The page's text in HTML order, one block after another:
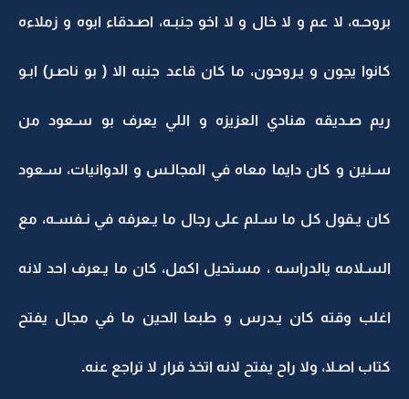
بروحـه، لا عم و لا خال و لا اخو جنبـه، اصـدقاء ابوه و زملاءه
كانوا يجون و يـروحون، ما كان قاعد جنبه الا ( بو ناصـر) ابـو
ريم صـديقه هنادي العزيزه و اللي يعرف بو سـعود من
سـنين و كان دايما معاه في المجالـس و الدوانيات، سـعود
كان يـقول كل ما سـلم على رجال ما يـعرفه في نـفسـه، مع
السـلامه يالدراسه ، مستحيل اكمل، كان ما يـعرف احد لانه
اغلب وقته كان يـدرس و طبعا الحين ما في مجال يفتح
كتاب اصـلا، ولا راح يفتح لانه اتخذ قرار لا تراجع عنه.